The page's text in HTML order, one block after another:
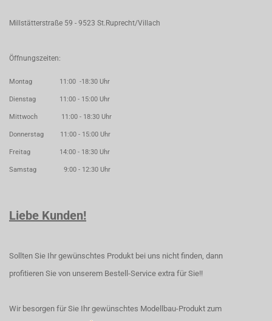
Millstätterstraße 59 - 9523 St.Ruprecht/Villach
Öffnungszeiten:
Montag 11:00 -18:30 Uhr
Dienstag 11:00 - 15:00 Uhr
Mittwoch 11:00 - 18:30 Uhr
Donnerstag 11:00 - 15:00 Uhr
Freitag 14:00 - 18:30 Uhr
Samstag 9:00 - 12:30 Uhr
Liebe Kunden!
Sollten Sie Ihr gewünschtes Produkt bei uns nicht finden, dann
profitieren Sie von unserem Bestell-Service extra für Sie!!
Wir besorgen für Sie Ihr gewünschtes Modellbau-Produkt zum